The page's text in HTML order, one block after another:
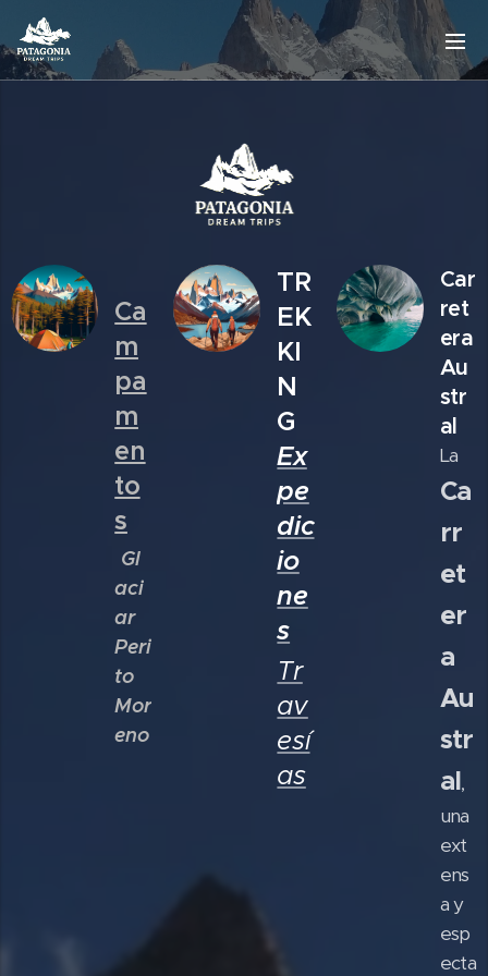
Ca
m
pa
m
en
to
s
Gl
aci
ar
Peri
to
Mor
eno
TR
EK
KI
N
G
Ex
pe
dic
io
ne
s
Tr
av
esí
as
Car
ret
era
Au
str
al
La
Ca
rr
et
er
a
Au
str
al,
una
ext
ens
a y
esp
ecta